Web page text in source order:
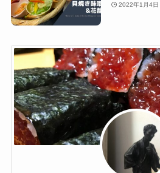
2022年1月4日